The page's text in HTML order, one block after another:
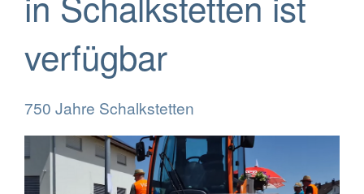
verfügbar
750 Jahre Schalkstetten